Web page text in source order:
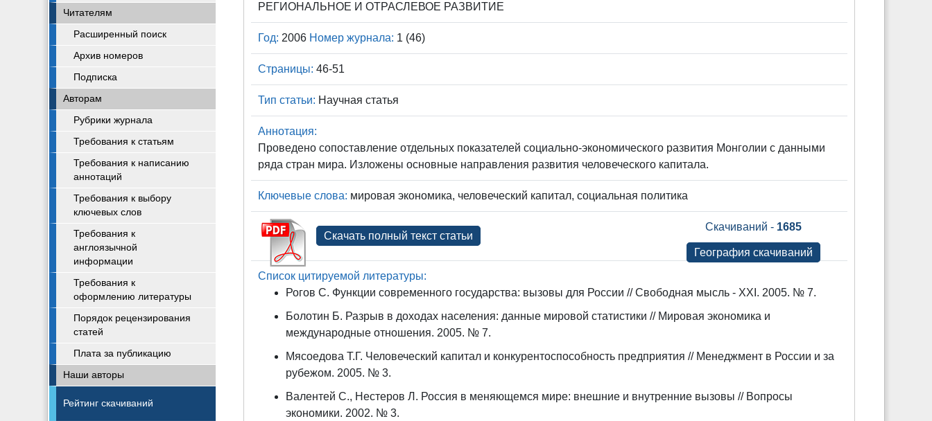
Читателям
Расширенный поиск
Архив номеров
Подписка
Авторам
Рубрики журнала
Требования к статьям
Требования к написанию
аннотаций
Требования к выбору
ключевых слов
Требования к
англоязычной
информации
Требования к
оформлению литературы
Порядок рецензирования
статей
Плата за публикацию
Наши авторы
Рейтинг скачиваний
РЕГИОНАЛЬНОЕ И ОТРАСЛЕВОЕ РАЗВИТИЕ
Год: 2006 Номер журнала: 1 (46)
Страницы: 46-51
Тип статьи: Научная статья
Аннотация:
Проведено сопоставление отдельных показателей социально-экономического развития Монголии с данными
ряда стран мира. Изложены основные направления развития человеческого капитала.
Ключевые слова: мировая экономика, человеческий капитал, социальная политика
Скачиваний - 1685
География скачиваний
Скачать полный текст статьи
Список цитируемой литературы:
Рогов С. Функции современного государства: вызовы для России // Свободная мысль - XXI. 2005. № 7.
Болотин Б. Разрыв в доходах населения: данные мировой статистики // Мировая экономика и
международные отношения. 2005. № 7.
Мясоедова Т.Г. Человеческий капитал и конкурентоспособность предприятия // Менеджмент в России и за
рубежом. 2005. № 3.
Валентей С., Нестеров Л. Россия в меняющемся мире: внешние и внутренние вызовы // Вопросы
экономики. 2002. № 3.